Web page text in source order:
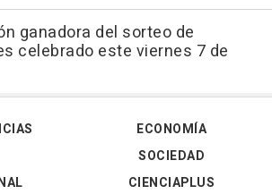
ganadora del sorteo de
celebrado este viernes 7 de
ECONOMÍA
SOCIEDAD
CIENCIAPLUS